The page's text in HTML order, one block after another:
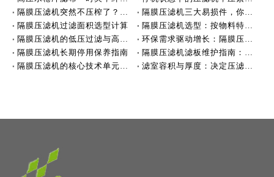
隔膜压滤机突然不压榨了？先别急着叫维修
隔膜压滤机三大易损件，你了解多少？
隔膜压滤机过滤面积选型计算
隔膜压滤机选型：按物料特性适配
隔膜压滤机的低压过滤与高压压榨
环保需求驱动增长：隔膜压滤机持续巩固应用市场
隔膜压滤机长期停用保养指南
隔膜压滤机滤板维护指南：定期排查，保障高效运行
隔膜压滤机的核心技术单元：滤板
滤室容积与厚度：决定压滤机处理能力